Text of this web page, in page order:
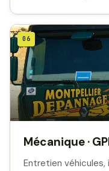
06
Mécanique ·
Entretien véhicules,